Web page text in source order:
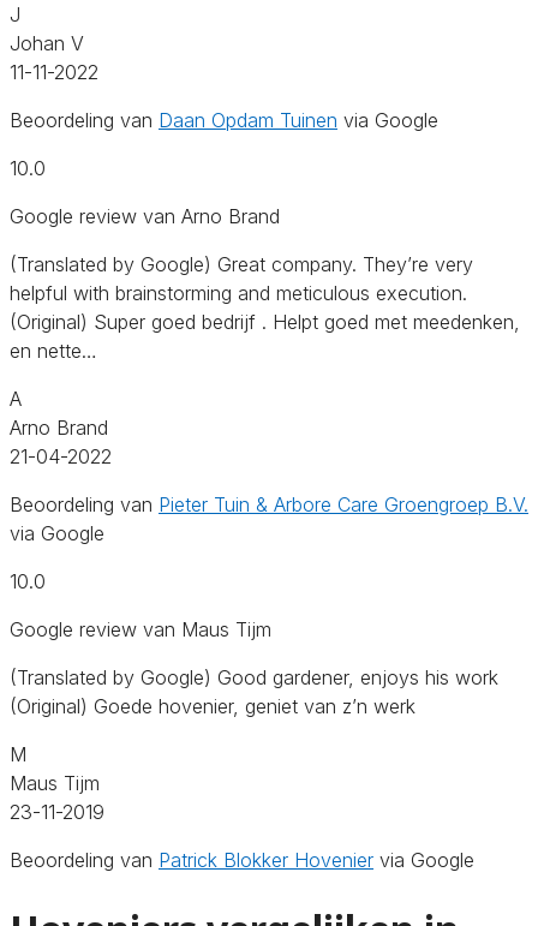
J
Johan V
11-11-2022
Beoordeling van Daan Opdam Tuinen via Google
10.0
Google review van Arno Brand
(Translated by Google) Great company. They’re very
helpful with brainstorming and meticulous execution.
(Original) Super goed bedrijf . Helpt goed met meedenken,
en nette…
A
Arno Brand
21-04-2022
Beoordeling van Pieter Tuin & Arbore Care Groengroep B.V.
via Google
10.0
Google review van Maus Tijm
(Translated by Google) Good gardener, enjoys his work
(Original) Goede hovenier, geniet van z’n werk
M
Maus Tijm
23-11-2019
Beoordeling van Patrick Blokker Hovenier via Google